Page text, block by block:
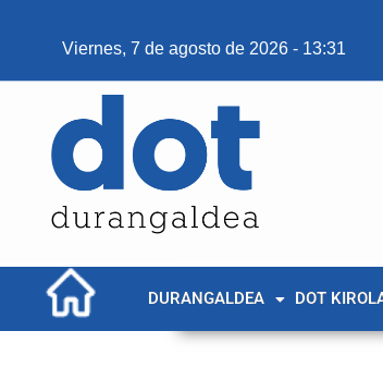
Viernes, 7 de agosto de 2026 - 13:31
DURANGALDEA DOT